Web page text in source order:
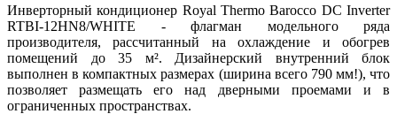
Инверторный кондиционер Royal Thermo Barocco DC Inverter
RTBI-12HN8/WHITE - флагман модельного ряда
производителя, рассчитанный на охлаждение и обогрев
помещений до 35 м². Дизайнерский внутренний блок
выполнен в компактных размерах (ширина всего 790 мм!), что
позволяет размещать его над дверными проемами и в
ограниченных пространствах.